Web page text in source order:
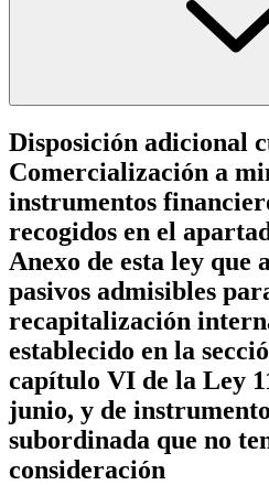
Disposición adicional
Comercialización a
instrumentos
recogidos en el
Anexo de esta ley que
pasivos admisibles
recapitalización
establecido en la
capítulo VI de la Ley
junio, y de
subordinada que no
consideración